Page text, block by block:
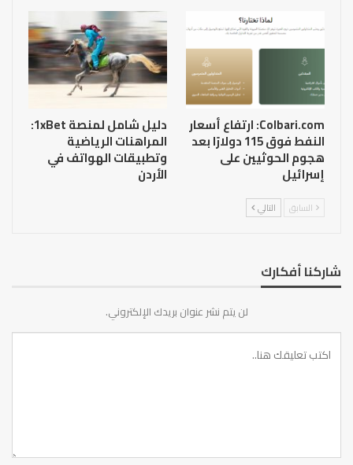
Colbari.com: ارتفاع أسعار
النفط فوق 115 دولارًا بعد
هجوم الحوثيين على
إسرائيل
دليل شامل لمنصة 1xBet:
المراهنات الرياضية
وتطبيقات الهواتف في
الأردن
السابق التالي
شاركنا أفكارك
لن يتم نشر عنوان بريدك الإلكتروني.